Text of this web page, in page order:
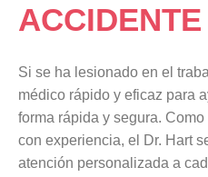
Si se ha lesionado en el
médico rápido y eficaz para
forma rápida y segura.
con experiencia, el Dr. Hart
atención personalizada a